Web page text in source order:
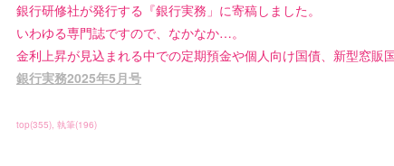
銀行研修社が発行する『銀行実務」に寄稿しました。
いわゆる専門誌ですので、なかなか…。
金利上昇が見込まれる中での定期預金や個人向け国債、新型窓販
銀行実務2025年5月号
top(355) 執筆(196)